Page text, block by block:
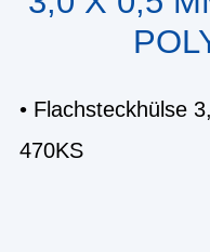
• Flachsteckhülse
470KS